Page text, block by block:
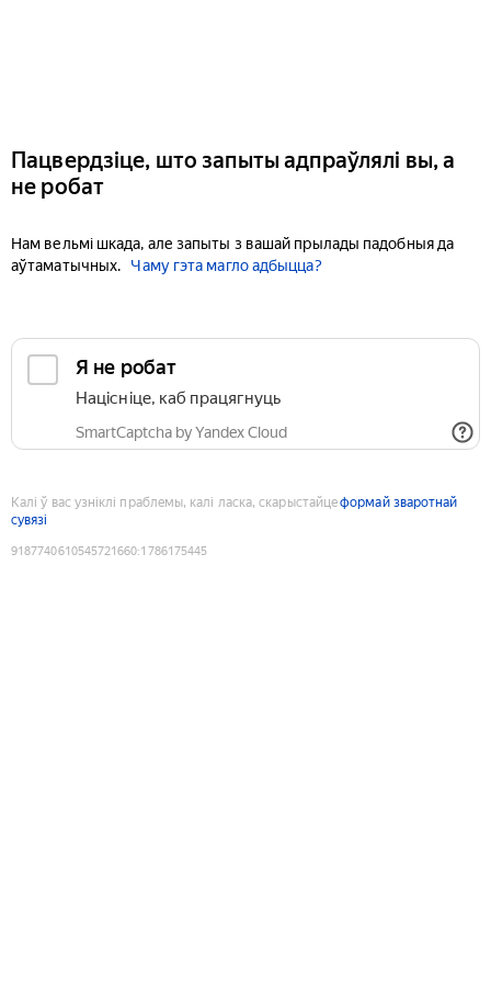
Пацвердзіце, што запыты адпраўлялі вы, а
не робат
Нам вельмі шкада, але запыты з вашай прылады падобныя да
аўтаматычных.
Чаму гэта магло адбыцца?
Я не робат
Націсніце, каб працягнуць
SmartCaptcha by Yandex Cloud
Калі ў вас узніклі праблемы, калі ласка, скарыстайцеформай зваротнай
сувязі
9187740610545721660:1786175445